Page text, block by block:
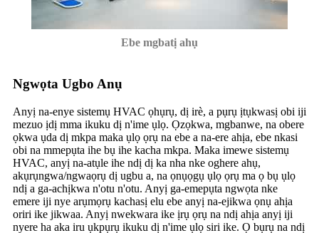
Ebe mgbatị ahụ
Ngwọta Ugbo Anụ
Anyị na-enye sistemụ HVAC ọhụrụ, dị irè, a pụrụ ịtụkwasị obi iji
mezuo ịdị mma ikuku dị n'ime ụlọ. Ọzọkwa, mgbanwe, na obere
ọkwa ụda dị mkpa maka ụlọ ọrụ na ebe a na-ere ahịa, ebe nkasi
obi na mmepụta ihe bụ ihe kacha mkpa. Maka imewe sistemụ
HVAC, anyị na-atụle ihe ndị dị ka nha nke oghere ahụ,
akụrụngwa/ngwaọrụ dị ugbu a, na ọnụọgụ ụlọ ọrụ ma ọ bụ ụlọ
ndị a ga-achịkwa n'otu n'otu. Anyị ga-emepụta ngwọta nke
emere iji nye arụmọrụ kachasị elu ebe anyị na-ejikwa ọnụ ahịa
oriri ike jikwaa. Anyị nwekwara ike ịrụ ọrụ na ndị ahịa anyị iji
nyere ha aka iru ụkpụrụ ikuku dị n'ime ụlọ siri ike. Ọ bụrụ na ndị